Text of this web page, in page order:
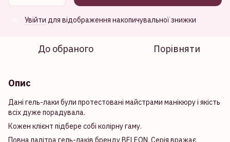
Увійти для відображення накопичувальної знижки
До обраного Порівняти
Опис
Дані гель-лаки були протестовані майстрами манікюру і якість
всіх дуже порадувала.
Кожен клієнт підбере собі колірну гаму.
Повна палітра гель-лаків бренду BELEON. Серія вражає